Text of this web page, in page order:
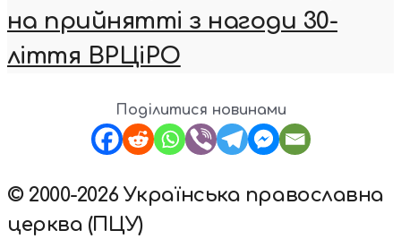
на прийнятті з нагоди 30-
ліття ВРЦіРО
Поділитися новинами
© 2000-2026 Українська православна
церква (ПЦУ)